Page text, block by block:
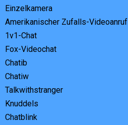
Einzelkamera
Amerikanischer Zufalls-Videoanruf
1v1-Chat
Fox-Videochat
Chatib
Chatiw
Talkwithstranger
Knuddels
Chatblink